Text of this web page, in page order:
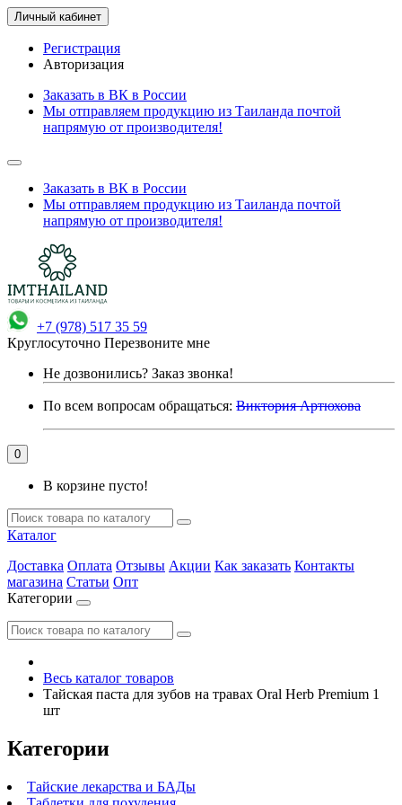
Личный кабинет
Регистрация
Авторизация
Заказать в ВК в России
Мы отправляем продукцию из Таиланда почтой
напрямую от производителя!
Заказать в ВК в России
Мы отправляем продукцию из Таиланда почтой
напрямую от производителя!
+7 (978) 517 35 59
Круглосуточно Перезвоните мне
Не дозвонились? Заказ звонка!
По всем вопросам обращаться: Виктория Артюхова
0
В корзине пусто!
Каталог
Доставка Оплата Отзывы Акции Как заказать Контакты
магазина Статьи Опт
Категории
Весь каталог товаров
Тайская паста для зубов на травах Oral Herb Premium 1
шт
Категории
Тайские лекарства и БАДы